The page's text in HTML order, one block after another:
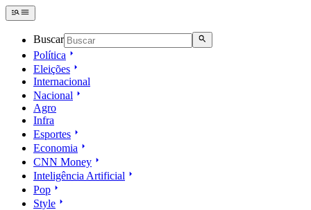
Buscar
Política
Eleições
Internacional
Nacional
Agro
Infra
Esportes
Economia
CNN Money
Inteligência Artificial
Pop
Style